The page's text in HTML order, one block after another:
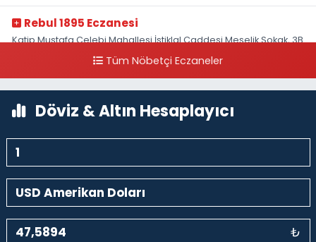
Rebul 1895 Eczanesi
Katip Mustafa Çelebi Mahallesi İstiklal Caddesi Meşelik Sokak, 3B
Tüm Nöbetçi Eczaneler
Döviz & Altın Hesaplayıcı
₺